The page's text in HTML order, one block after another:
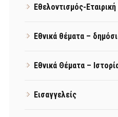
Εθελοντισμός-
Εθνικά θέματα –
Εθνικά Θέματα –
Εισαγγελείς